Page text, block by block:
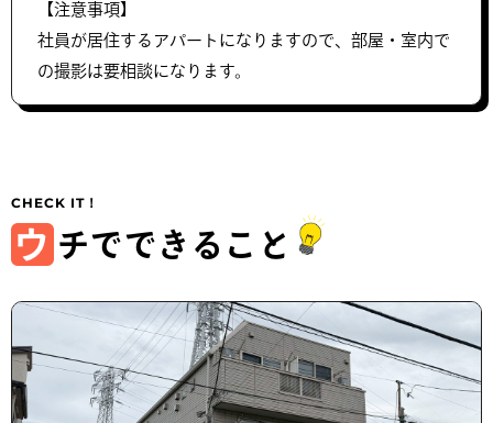
【注意事項】
社員が居住するアパートになりますので、部屋・室内で
の撮影は要相談になります。
ウ チでできること